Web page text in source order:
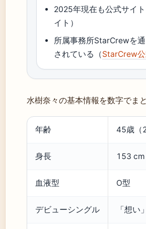
2025年現在も公式サイ
イト）
所属事務所StarCrewを
されている（StarCrew
水樹奈々の基本情報を数字でま
年齢 45歳（
身長 153 cm
血液型 O型
デビューシングル 「想い